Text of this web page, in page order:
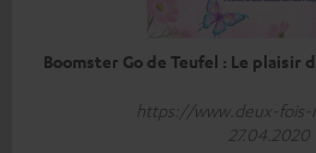
Boomster Go de Teufel : Le plaisir
https://www.deux-fois-
27.04.2020